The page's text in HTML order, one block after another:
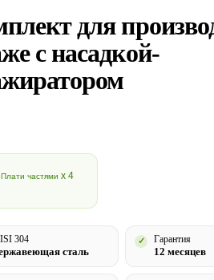
для
с насадкой-
Плати частями x 4
304
сталь
✓ Гарантия
12 месяцев